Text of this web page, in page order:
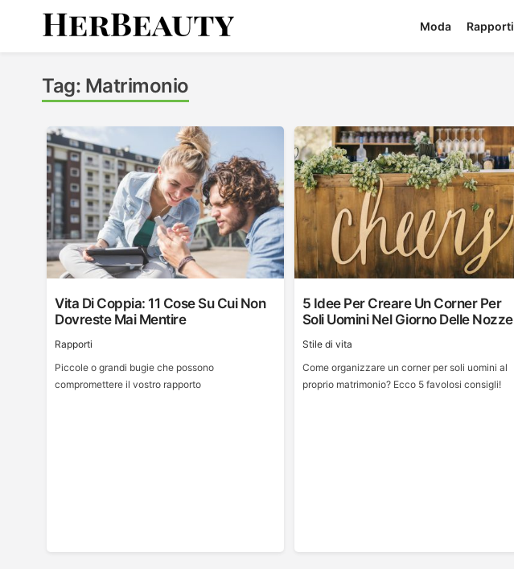
Moda Rapporti
Tag: Matrimonio
Vita Di Coppia: 11 Cose Su Cui Non
Dovreste Mai Mentire
Rapporti
Piccole o grandi bugie che possono
compromettere il vostro rapporto
5 Idee Per Creare Un Corner Per
Soli Uomini Nel Giorno Delle Nozze
Stile di vita
Come organizzare un corner per soli uomini al
proprio matrimonio? Ecco 5 favolosi consigli!